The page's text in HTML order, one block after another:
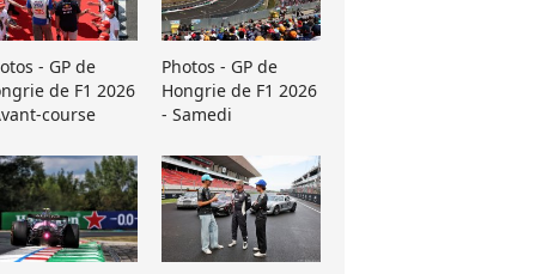
- GP de
de F1 2026
course
Photos - GP de
Hongrie de F1 2026
- Samedi